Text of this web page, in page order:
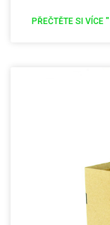
PŘEČTĚTE SI VÍCE "